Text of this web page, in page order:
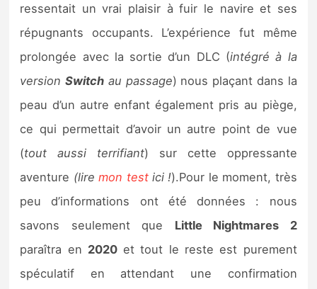
ressentait un vrai plaisir à fuir le navire et ses
répugnants occupants. L’expérience fut même
prolongée avec la sortie d’un DLC (intégré à la
versionSwitch au passage) nous plaçant dans la
peau d’un autre enfant également pris au piège,
ce qui permettait d’avoir un autre point de vue
(tout aussi terrifiant) sur cette oppressante
aventure (liremon testici !).Pour le moment, très
peu d’informations ont été données : nous
savons seulement que Little Nightmares 2
paraîtra en 2020et tout le reste est purement
spéculatif en attendant une confirmation